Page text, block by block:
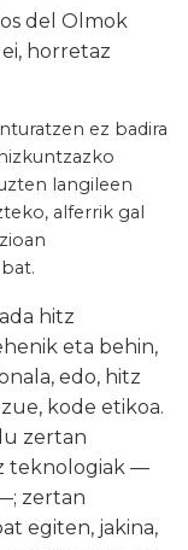
del Olmok
horretaz
ez badira
langileen
alferrik gal
hitz
eta behin,
edo, hitz
kode etikoa.
zertan
teknologiak —
zertan
egiten, jakina,